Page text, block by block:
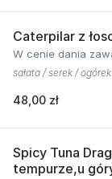
Caterpilar z
W cenie dania
sałata / serek /
48,00 zł
Spicy Tuna
tempurze,u